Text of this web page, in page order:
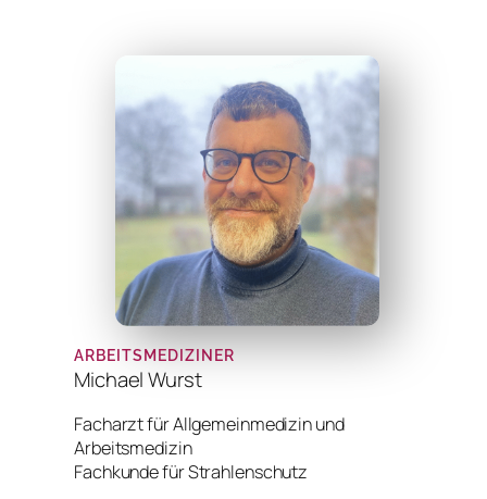
ARBEITSMEDIZINER
Michael Wurst
Facharzt für Allgemeinmedizin und
Arbeitsmedizin
Fachkunde für Strahlenschutz